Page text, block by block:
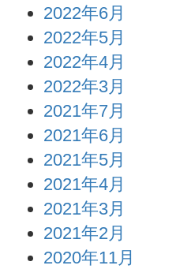
2022年6月
2022年5月
2022年4月
2022年3月
2021年7月
2021年6月
2021年5月
2021年4月
2021年3月
2021年2月
2020年11月